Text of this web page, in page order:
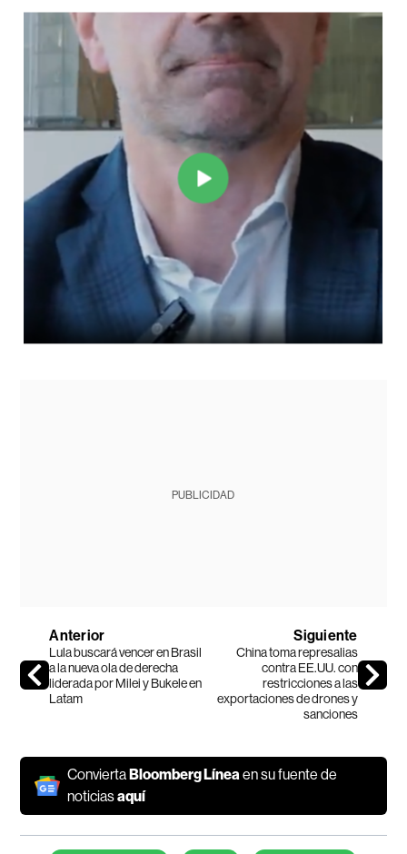
PUBLICIDAD
Anterior
Lula buscará vencer en Brasil
a la nueva ola de derecha
liderada por Milei y Bukele en
Latam
Siguiente
China toma represalias
contra EE.UU. con
restricciones a las
exportaciones de drones y
sanciones
ConviertaBloomberg Líneaen su fuente de
noticiasaquí